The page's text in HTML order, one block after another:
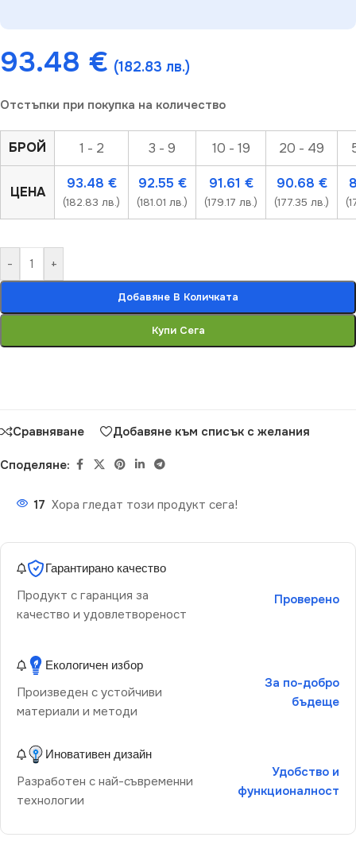
93.48 € (182.83 лв.)
Отстъпки при покупка на количество
БРОЙ 1 - 2 3 - 9 10 - 19 20 - 49
ЦЕНА
93.48 €
(182.83 лв.)
92.55 €
(181.01 лв.)
91.61 €
(179.17 лв.)
90.68 €
(177.35 лв.)
- +
Добавяне В Количката
Купи Сега
Сравняване Добавяне към списък с желания
Споделяне:
17 Хора гледат този продукт сега!
Гарантирано качество
Продукт с гаранция за
качество и удовлетвореност
Проверено
Екологичен избор
Произведен с устойчиви
материали и методи
За по-добро
бъдеще
Иновативен дизайн
Разработен с най-съвременни
технологии
Удобство и
функционалност